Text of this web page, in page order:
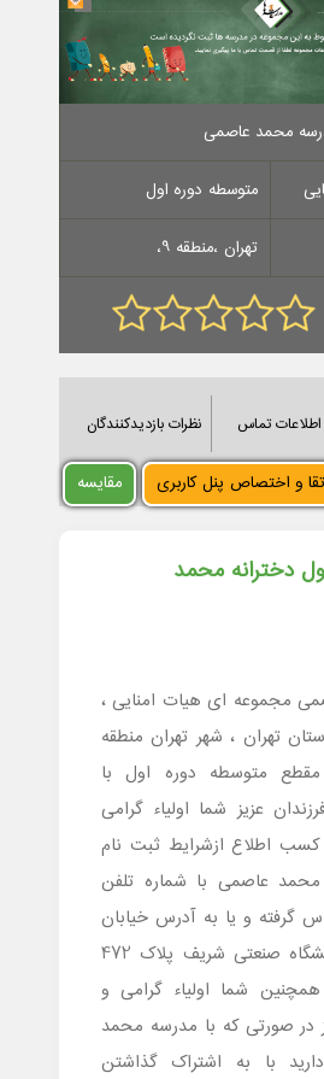
محمد عاصمی
متوسطه دوره اول
تهران ،منطقه 9،
اطلاعات تماس نظرات بازدیدکنندگان
و اختصاص پنل کاربری مقایسه
دخترانه محمد
مجموعه ای هیات امنایی ،
تهران ، شهر تهران منطقه
متوسطه دوره اول با
عزیز شما اولیاء گرامی
اطلاع ازشرایط ثبت نام
محمد عاصمی با شماره تلفن
تماس گرفته و یا به آدرس خیابان
آزادی روبروی دانشگاه صنعتی شریف پلاک 472
شما اولیاء گرامی و
در صورتی که با مدرسه محمد
با به اشتراک گذاشتن